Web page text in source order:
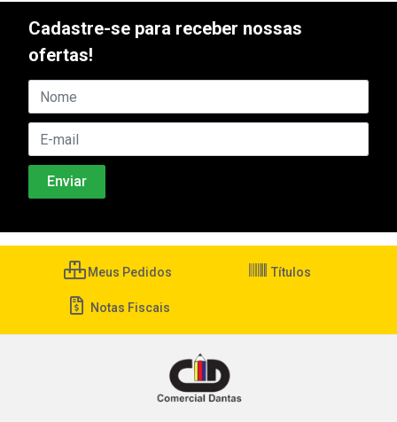
Cadastre-se para receber nossas
ofertas!
Meus Pedidos Títulos
Notas Fiscais